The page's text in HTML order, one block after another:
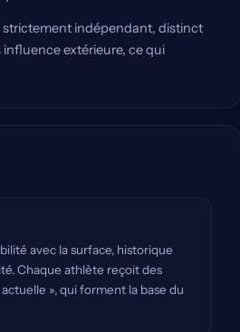
strictement indépendant, distinct
influence extérieure, ce qui
avec la surface, historique
Chaque athlète reçoit des
», qui forment la base du